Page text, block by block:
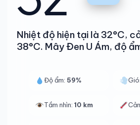
Nhiệt độ hiện tại là 32°C,
38°C. Mây Đen U Ám, độ
Độ ẩm: 59%
Tầm nhìn: 10 km